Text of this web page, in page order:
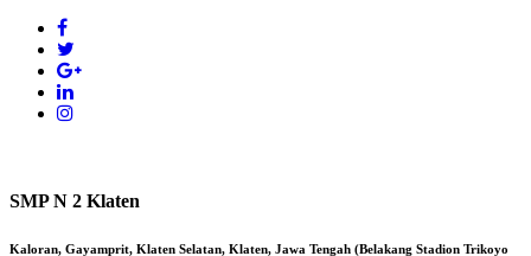
SMP N 2 Klaten
Kaloran, Gayamprit, Klaten Selatan, Klaten, Jawa Tengah (Belakang Stadion Trikoyo